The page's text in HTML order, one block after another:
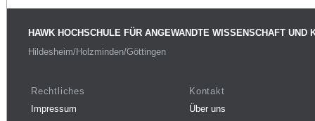
HAWK HOCHSCHULE FÜR ANGEWANDTE WISSENSCHAFT UND
Hildesheim/Holzminden/Göttingen
Rechtliches
Impressum
Kontakt
Über uns